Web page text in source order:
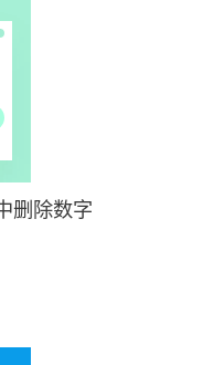
删除数字